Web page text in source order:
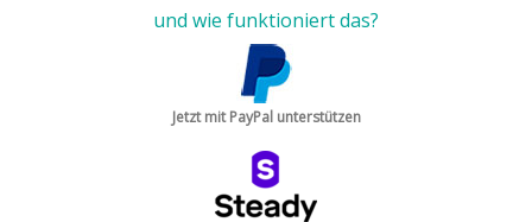
und wie funktioniert das?
Jetzt mit PayPal unterstützen